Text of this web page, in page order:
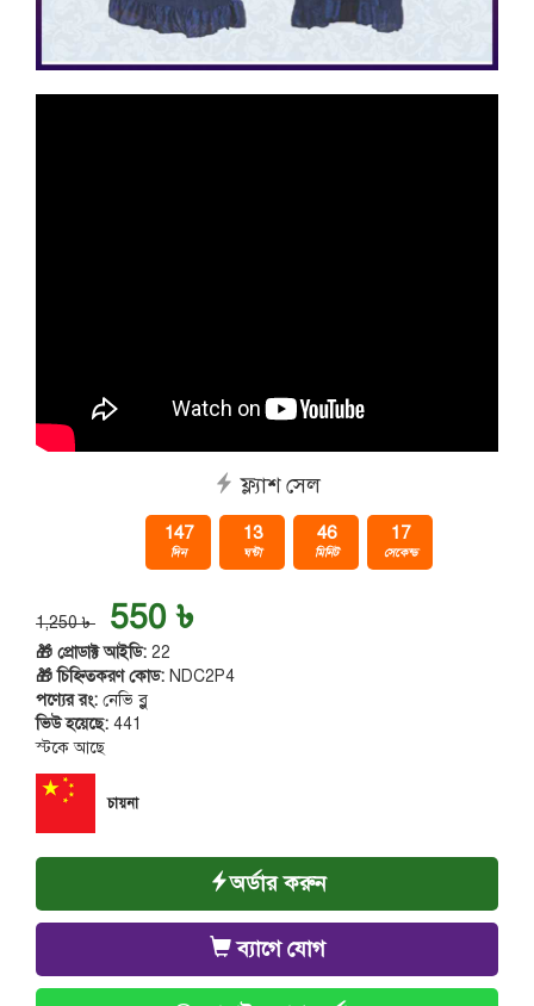
ফ্ল্যাশ সেল
147
দিন
13
ঘন্টা
46
মিনিট
16
সেকেন্ড
1,250 ৳ 550 ৳
🎁 প্রোডাক্ট আইডি: 22
🎁 চিহ্নিতকরণ কোড: NDC2P4
পণ্যের রং: নেভি ব্লু
ভিউ হয়েছে: 441
স্টকে আছে
চায়না
অর্ডার করুন
ব্যাগে যোগ